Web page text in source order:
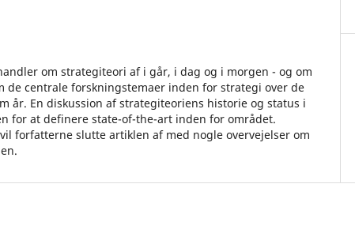
om strategiteori af i går, i dag og i morgen - og om
de centrale forskningstemaer inden for strategi over de
år. En diskussion af strategiteoriens historie og status i
for at definere state-of-the-art inden for området.
forfatterne slutte artiklen af med nogle overvejelser om